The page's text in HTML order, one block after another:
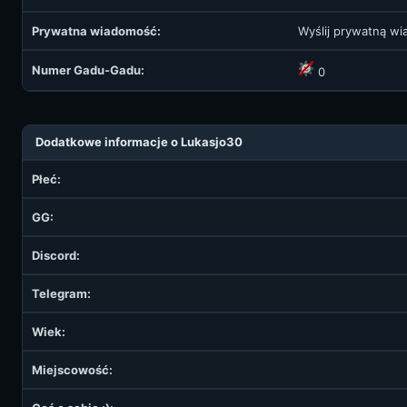
Prywatna wiadomość: Wyślij prywatną
Numer Gadu-Gadu: 0
Dodatkowe informacje o Lukasjo30
Płeć:
GG:
Discord:
Telegram:
Wiek:
Miejscowość: